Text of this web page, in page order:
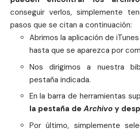
conseguir verlos, simplemente
pasos que se citan a continuación:
Abrimos la aplicación de
hasta que se aparezca por
Nos dirigimos a nuestra
pestaña indicada.
En la barra de herramientas
la pestaña de Archivoy
Por último, simplemente